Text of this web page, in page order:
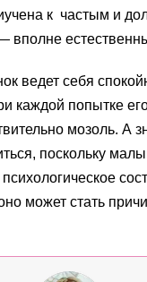
к частым и
вполне
ведет себя
каждой попытке
мозоль. А
поскольку
может стать